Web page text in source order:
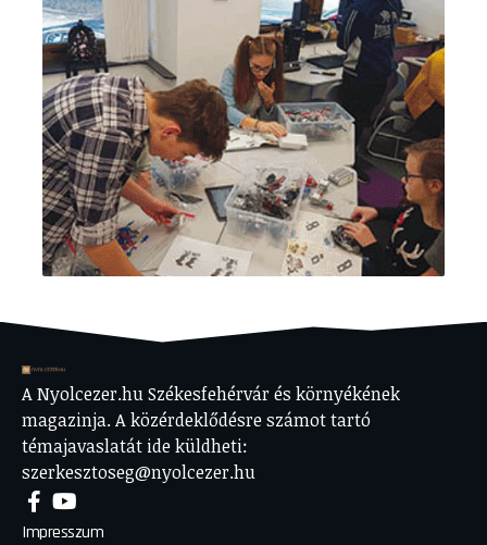
A Nyolcezer.hu Székesfehérvár és környékének
magazinja. A közérdeklődésre számot tartó
témajavaslatát ide küldheti:
szerkesztoseg@nyolcezer.hu
Impresszum